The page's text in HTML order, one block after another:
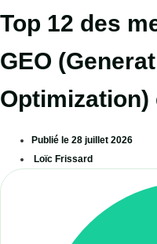
Top 12 des
GEO
Optimization)
Publié le 28 juillet 2026